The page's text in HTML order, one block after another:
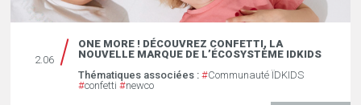
2.06
ONE MORE ! DÉCOUVREZ CONFETTI, LA
NOUVELLE MARQUE DE L’ÉCOSYSTÈME IDKIDS
Thématiques associées : #Communauté ÏDKIDS
#confetti #newco